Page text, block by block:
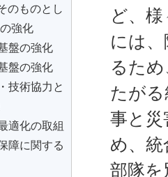
のものとし
強化
盤の強化
盤の強化
技術協力と
適化の取組
障に関する
ど、
には
るた
たが
事と災
め、統
部隊を